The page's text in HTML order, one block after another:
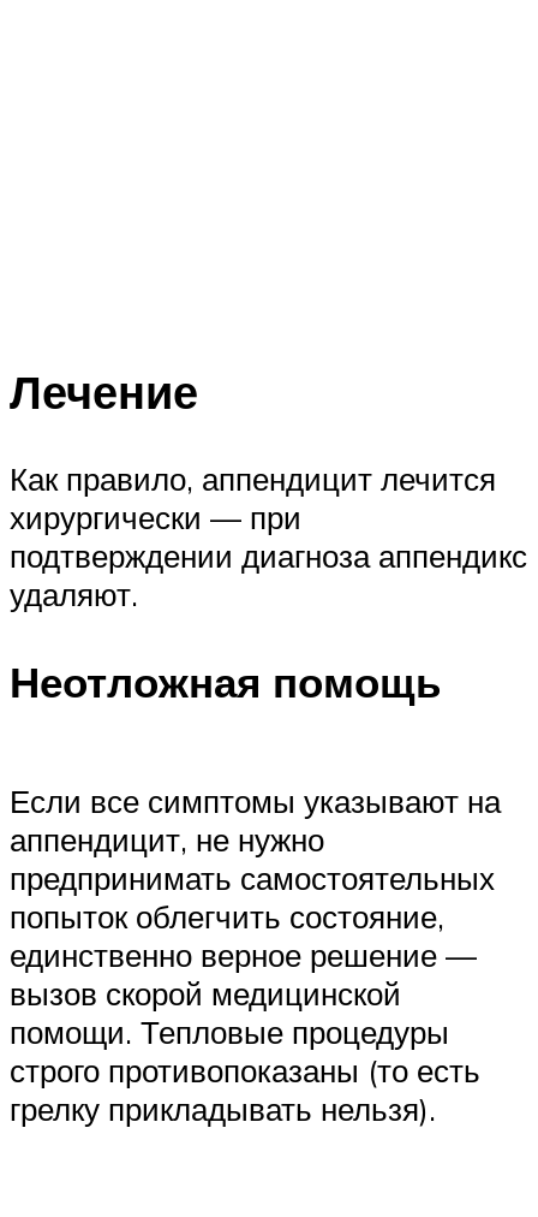
Лечение
Как правило, аппендицит лечится
хирургически — при
подтверждении диагноза аппендикс
удаляют.
Неотложная помощь
Если все симптомы указывают на
аппендицит, не нужно
предпринимать самостоятельных
попыток облегчить состояние,
единственно верное решение —
вызов скорой медицинской
помощи. Тепловые процедуры
строго противопоказаны (то есть
грелку прикладывать нельзя).